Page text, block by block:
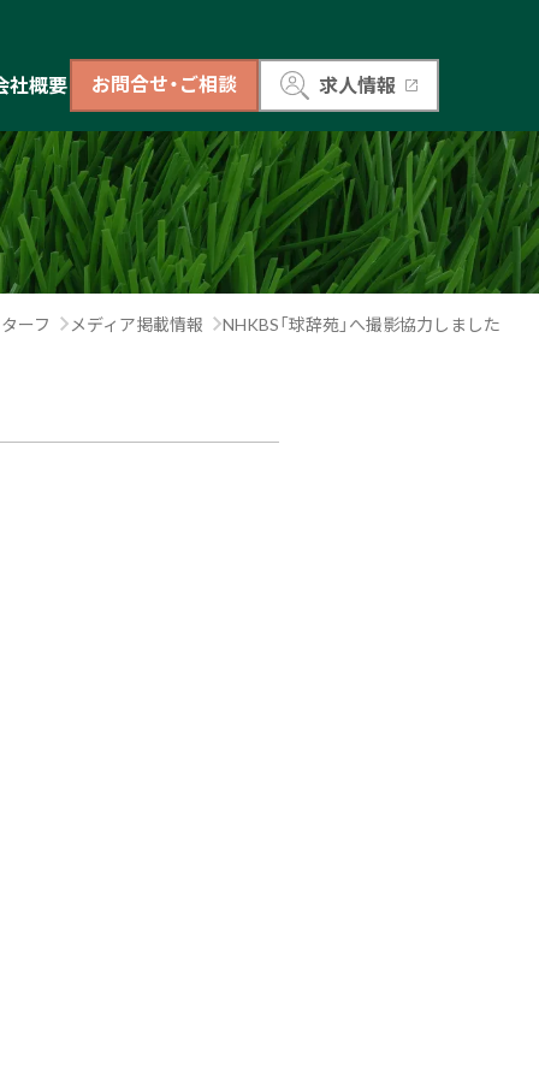
社概要 お問合せ・ご相談 求人情報
ーフ メディア掲載情報 NHKBS「球辞苑」へ撮影協力しました